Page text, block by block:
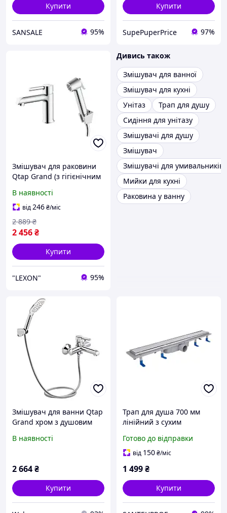
Купити
SANSALE 95%
Купити
SupePuperPrice 97%
Змішувач для раковини
Qtap Grand (з гігієнічним
QTGRA272CRM45670
Chrome
В наявності
від 246₴/міс
2 456₴
2 889 ₴
Купити
"LEXON" 95%
Дивись також
Змішувач для ванної
Змішувач для кухні
Унітаз
Трап для душу
Сидіння для унітазу
Змішувачі для душу
Змішувач
Змішувачі для умивальників
Мийки для кухні
Раковина у ванну
Змішувач для ванни Qtap
Grand хром з душовим
В наявності
2 664₴
Купити
Трап для душа 700 мм
лінійний з сухим
Dry Tile304-700
Готово до відправки
від 150₴/міс
1 499₴
Купити